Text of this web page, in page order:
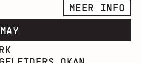
MEER INFO